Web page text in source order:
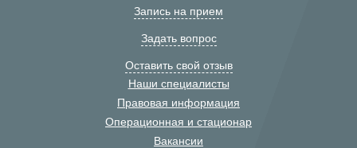
Запись на прием
Задать вопрос
Оставить свой отзыв
Наши специалисты
Правовая информация
Операционная и стационар
Вакансии